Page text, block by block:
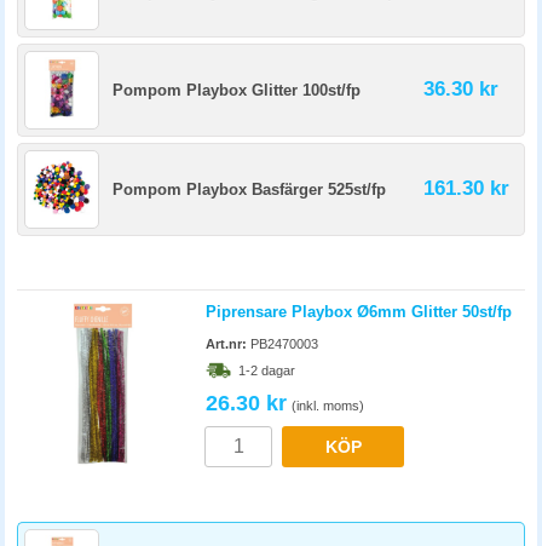
Pompom Playbox Glitter 100st/fp 36.30 kr
Pompom Playbox Basfärger 525st/fp 161.30 kr
Piprensare Playbox Ø6mm Glitter 50st/fp
Art.nr: PB2470003
1-2 dagar
26.30 kr (inkl. moms)
KÖP